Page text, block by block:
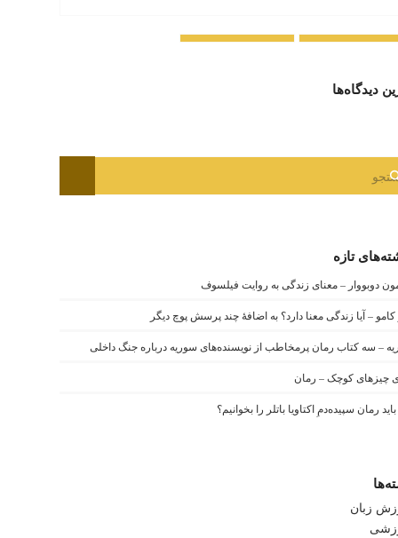
دیدگاه‌ها
تازه
دوبووار – معنای زندگی به روایت فیلسوف
کامو – آیا زندگی معنا دارد؟ به اضافۀ چند پرسش پوچ دیگر
– سه کتاب رمان پرمخاطب از نویسنده‌های سوریه درباره جنگ داخلی
چیزهای کوچک – رمان
رمان سپیده‌دمِ اکتاویا باتلر را بخوانیم؟
زبان